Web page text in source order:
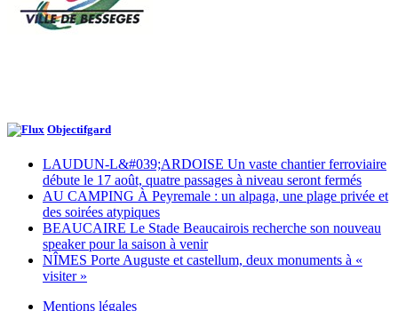
Objectifgard
LAUDUN-L&#039;ARDOISE Un vaste chantier ferroviaire
débute le 17 août, quatre passages à niveau seront fermés
AU CAMPING À Peyremale : un alpaga, une plage privée et
des soirées atypiques
BEAUCAIRE Le Stade Beaucairois recherche son nouveau
speaker pour la saison à venir
NÎMES Porte Auguste et castellum, deux monuments à «
visiter »
Mentions légales